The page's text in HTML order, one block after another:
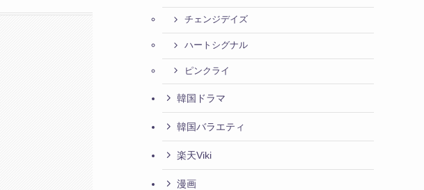
チェンジデイズ
ハートシグナル
ピンクライ
韓国ドラマ
韓国バラエティ
楽天Viki
漫画